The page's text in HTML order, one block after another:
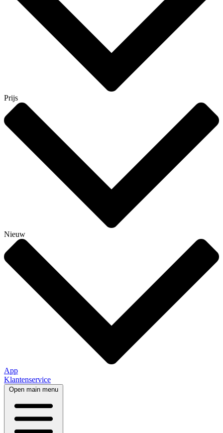
Prijs
Nieuw
App
Klantenservice
Open main menu